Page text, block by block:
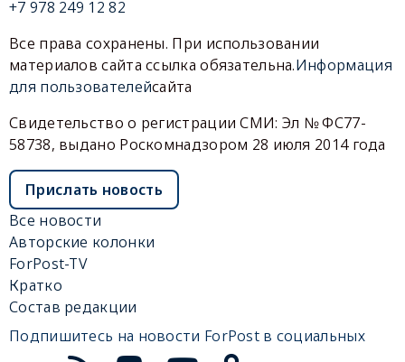
+7 978 249 12 82
Все права сохранены. При использовании
материалов сайта ссылка обязательна.Информация
для пользователейсайта
Свидетельство о регистрации СМИ: Эл № ФС77-
58738, выдано Роскомнадзором 28 июля 2014 года
Прислать новость
Все новости
Авторские колонки
ForPost-TV
Кратко
Состав редакции
Подпишитесь на новости ForPost в социальных